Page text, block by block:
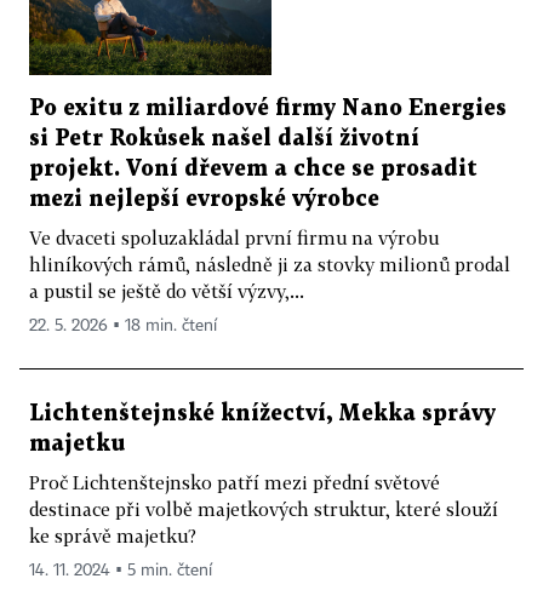
Po exitu z miliardové firmy Nano Energies
si Petr Rokůsek našel další životní
projekt. Voní dřevem a chce se prosadit
mezi nejlepší evropské výrobce
Ve dvaceti spoluzakládal první firmu na výrobu
hliníkových rámů, následně ji za stovky milionů prodal
a pustil se ještě do větší výzvy,...
22. 5. 2026 ▪ 18 min. čtení
Lichtenštejnské knížectví, Mekka správy
majetku
Proč Lichtenštejnsko patří mezi přední světové
destinace při volbě majetkových struktur, které slouží
ke správě majetku?
14. 11. 2024 ▪ 5 min. čtení